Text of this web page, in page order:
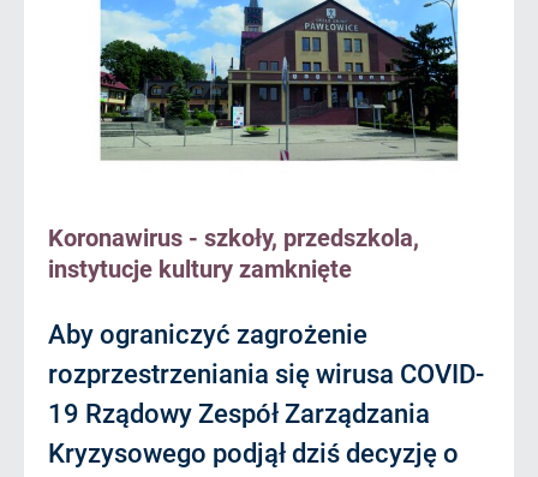
Koronawirus - szkoły, przedszkola,
instytucje kultury zamknięte
Aby ograniczyć zagrożenie
rozprzestrzeniania się wirusa COVID-
19 Rządowy Zespół Zarządzania
Kryzysowego podjął dziś decyzję o